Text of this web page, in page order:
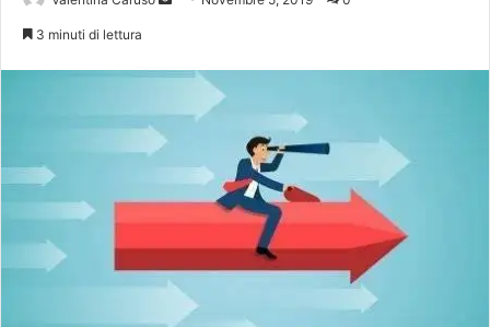
3 minuti di lettura